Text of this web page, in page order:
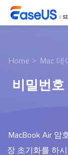
Home > Mac 데
비밀번호
MacBook Air 암
장 초기화를 하